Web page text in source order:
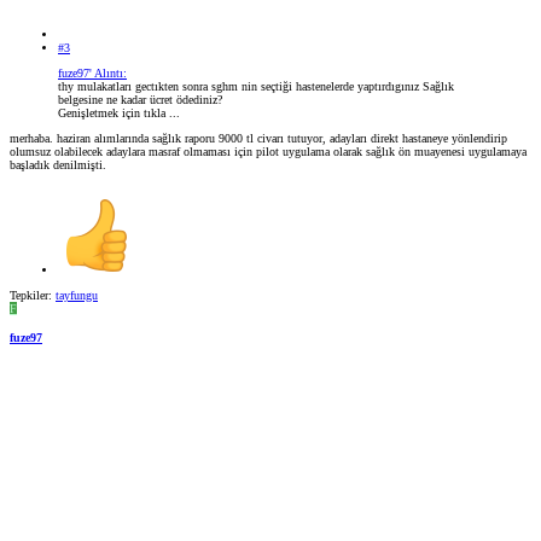
#3
fuze97' Alıntı:
thy mulakatları gectıkten sonra sghm nin seçtiği hastenelerde yaptırdıgınız Sağlık
belgesine ne kadar ücret ödediniz?
Genişletmek için tıkla ...
merhaba. haziran alımlarında sağlık raporu 9000 tl civarı tutuyor, adayları direkt hastaneye yönlendirip
olumsuz olabilecek adaylara masraf olmaması için pilot uygulama olarak sağlık ön muayenesi uygulamaya
başladık denilmişti.
Tepkiler: tayfungu
F
fuze97